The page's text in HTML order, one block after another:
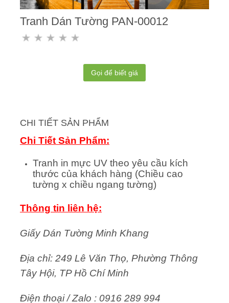
Tranh Dán Tường PAN-00012
Gọi để biết giá
CHI TIẾT SẢN PHẨM
Chi Tiết Sản Phẩm:
Tranh in mực UV theo yêu cầu kích
thước của khách hàng (Chiều cao
tường x chiều ngang tường)
Thông tin liên hệ:
Giấy Dán Tường Minh Khang
Địa chỉ: 249 Lê Văn Thọ, Phường Thông
Tây Hội, TP Hồ Chí Minh
Điện thoại / Zalo : 0916 289 994